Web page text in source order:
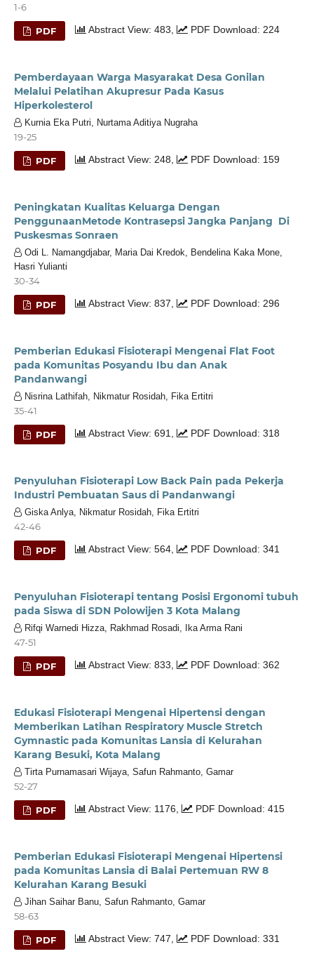
1-6
PDF Abstract View: 483, PDF Download: 224
Pemberdayaan Warga Masyarakat Desa Gonilan
Melalui Pelatihan Akupresur Pada Kasus
Hiperkolesterol
Kurnia Eka Putri, Nurtama Aditiya Nugraha
19-25
PDF Abstract View: 248, PDF Download: 159
Peningkatan Kualitas Keluarga Dengan
PenggunaanMetode Kontrasepsi Jangka Panjang Di
Puskesmas Sonraen
Odi L. Namangdjabar, Maria Dai Kredok, Bendelina Kaka Mone,
Hasri Yulianti
30-34
PDF Abstract View: 837, PDF Download: 296
Pemberian Edukasi Fisioterapi Mengenai Flat Foot
pada Komunitas Posyandu Ibu dan Anak
Pandanwangi
Nisrina Lathifah, Nikmatur Rosidah, Fika Ertitri
35-41
PDF Abstract View: 691, PDF Download: 318
Penyuluhan Fisioterapi Low Back Pain pada Pekerja
Industri Pembuatan Saus di Pandanwangi
Giska Anlya, Nikmatur Rosidah, Fika Ertitri
42-46
PDF Abstract View: 564, PDF Download: 341
Penyuluhan Fisioterapi tentang Posisi Ergonomi tubuh
pada Siswa di SDN Polowijen 3 Kota Malang
Rifqi Warnedi Hizza, Rakhmad Rosadi, Ika Arma Rani
47-51
PDF Abstract View: 833, PDF Download: 362
Edukasi Fisioterapi Mengenai Hipertensi dengan
Memberikan Latihan Respiratory Muscle Stretch
Gymnastic pada Komunitas Lansia di Kelurahan
Karang Besuki, Kota Malang
Tirta Purnamasari Wijaya, Safun Rahmanto, Gamar
52-27
PDF Abstract View: 1176, PDF Download: 415
Pemberian Edukasi Fisioterapi Mengenai Hipertensi
pada Komunitas Lansia di Balai Pertemuan RW 8
Kelurahan Karang Besuki
Jihan Saihar Banu, Safun Rahmanto, Gamar
58-63
PDF Abstract View: 747, PDF Download: 331